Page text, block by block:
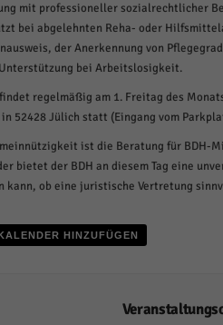
mit professioneller sozialrechtlicher
bei abgelehnten Reha- oder
der Anerkennung von
bei Arbeitslosigkeit.
regelmäßig am 1. Freitag des
52428 Jülich statt (Eingang vom
ist die Beratung für BDH-
bietet der BDH an diesem Tag eine
kann, ob eine juristische Vertretung
HINZUFÜGEN
Essenziell (1)
Essenzielle Cookies
Funktion der Website
Statistiken (1)
Statistik Cookies
wie unsere Besucher
Marketing (1)